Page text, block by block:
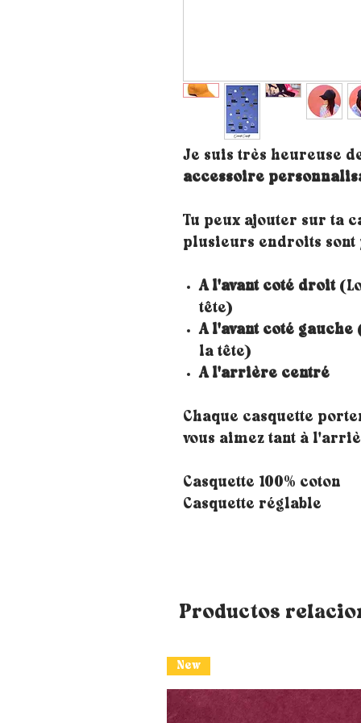
Je suis très heureuse
accessoire
Tu peux ajouter sur ta
plusieurs endroits sont
A l'avant coté droit
tête)
A l'avant coté gauche
la tête)
A l'arrière centré
Chaque casquette
vous aimez tant à
Casquette 100% coton
Casquette réglable
Productos
New